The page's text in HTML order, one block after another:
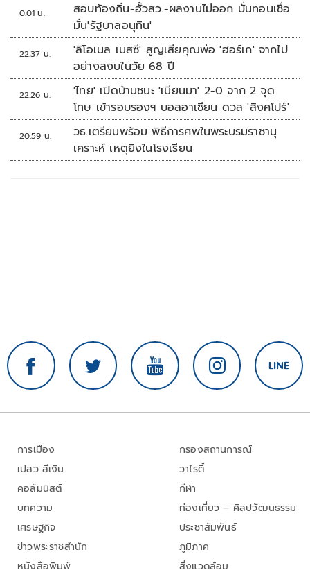
0:01 น.
สอบท้องถิ่น-ฮั้วสว.-ผลงานไม่ออก บั่นทอนเชื่อ
มั่น'รัฐบาลอนุทิน'
22:37 น.
'ลิโอเนล เมสซี' สูญเสียคุณพ่อ 'ฮอร์เก' จากไป
อย่างสงบในวัย 68 ปี
22:26 น.
'ไทย' เปิดบ้านชนะ 'เมียนมา' 2-0 จาก 2 จุด
โทษ เข้ารอบรองฯ บอลอาเซียน ดวล 'สิงคโปร์'
20:59 น.
วธ.เตรียมพร้อม พิธีการศพในพระบรมราชานุ
เคราะห์ เหตุยิงในโรงเรียน
การเมือง
เปลว สีเงิน
คอลัมนิสต์
บทความ
เศรษฐกิจ
ข่าวพระราชสำนัก
หนังสือพิมพ์
กรองสถานการณ์
วาไรตี้
กีฬา
ท่องเที่ยว – ศิลปวัฒนธรรม
ประชาสัมพันธ์
ภูมิภาค
สิ่งแวดล้อม